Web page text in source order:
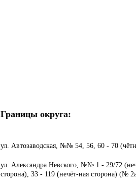
Границы округа:
ул. Автозаводская, №№ 54, 56, 60 - 70
ул. Александра Невского, №№ 1 - 29/72
сторона), 33 - 119 (нечёт-ная сторона) (№